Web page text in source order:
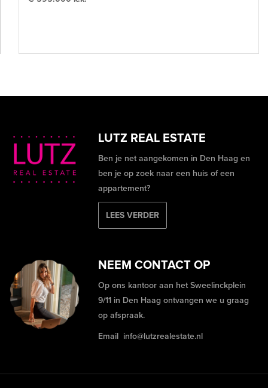
LUTZ REAL ESTATE
Ben je net aangekomen in Den Haag en
ben je op zoek naar een huis of een
appartement?
LEES VERDER
NEEM CONTACT OP
Op ons kantoor aan het Sweelinckplein
9/11 in Den Haag ontvangen we u graag
op afspraak.
Email info@lutzrealestate.nl